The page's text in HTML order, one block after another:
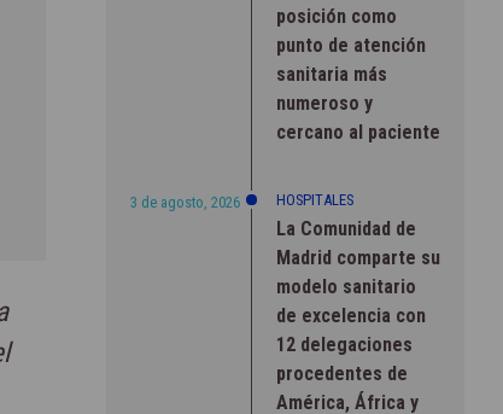
posición como
punto de atención
sanitaria más
numeroso y
cercano al paciente
3 de agosto, 2026 HOSPITALES
La Comunidad de
Madrid comparte su
modelo sanitario
de excelencia con
12 delegaciones
procedentes de
América, África y